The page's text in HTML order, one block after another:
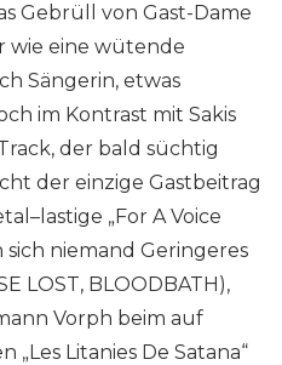
Gebrüll von Gast-Dame
wie eine wütende
Sängerin, etwas
im Kontrast mit Sakis
der bald süchtig
der einzige Gastbeitrag
„For A Voice
niemand Geringeres
LOST, BLOODBATH),
Vorph beim auf
„Les Litanies De Satana“